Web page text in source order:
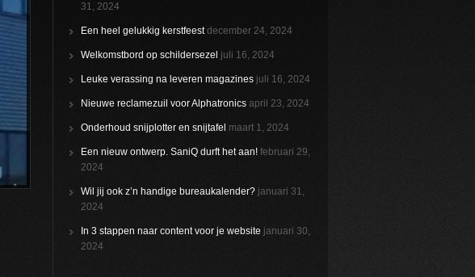
31, 2024
Een heel gelukkig kerstfeest december 24, 2024
Welkomstbord op schildersezel juli 16, 2024
Leuke verassing na leveren magazines juli 16, 2024
Nieuwe reclamezuil voor Alphatronics april 23, 2024
Onderhoud snijplotter en snijtafel maart 1, 2024
Een nieuw ontwerp. SaniQ durft het aan! februari 29,
2024
Wil jij ook z’n handige bureaukalender? januari 31,
2024
In 3 stappen naar content voor je website januari 30,
2024